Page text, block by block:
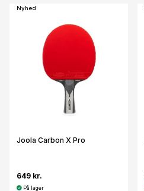
Nyhed
Joola Carbon X Pro
649 kr.
På lager